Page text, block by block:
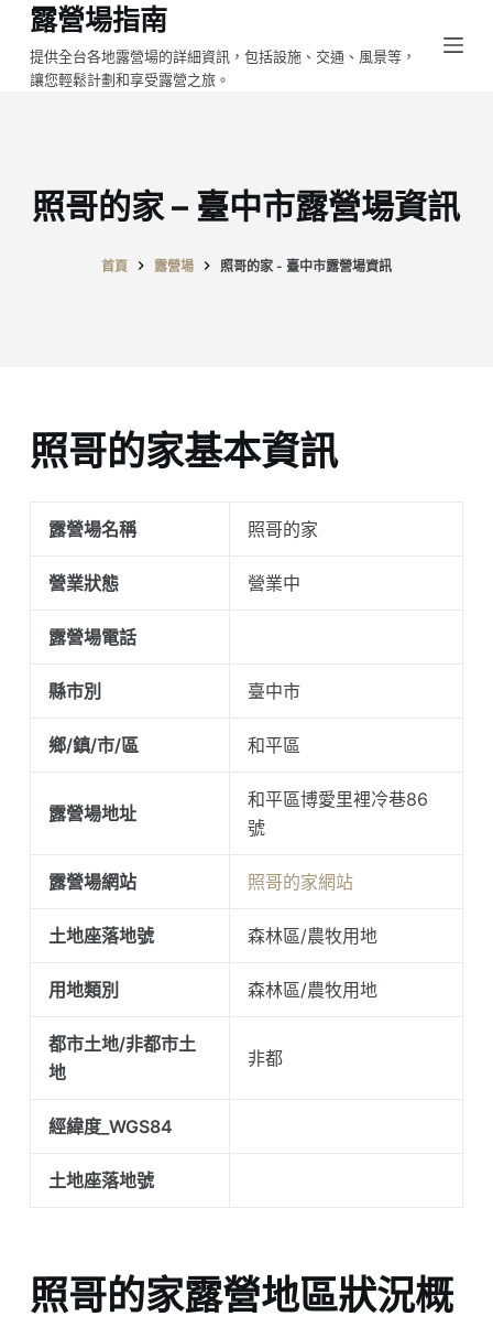
跳
至
主
露營場指南
提供全台各地露營場的詳細資訊，包括設施、交通、風景等，
讓您輕鬆計劃和享受露營之旅。
照哥的家 – 臺中市露營場資訊
首頁 露營場 照哥的家 - 臺中市露營場資訊
照哥的家基本資訊
露營場名稱 照哥的家
營業狀態 營業中
露營場電話
縣市別 臺中市
鄉/鎮/市/區 和平區
露營場地址
和平區博愛里裡冷巷86
號
露營場網站 照哥的家網站
土地座落地號 森林區/農牧用地
用地類別 森林區/農牧用地
都市土地/非都市土
地
非都
經緯度_WGS84
土地座落地號
照哥的家露營地區狀況概